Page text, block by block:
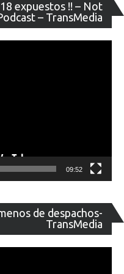
expuestos !! – Not
– TransMedia
de
09:52
de despachos-
TransMedia
de